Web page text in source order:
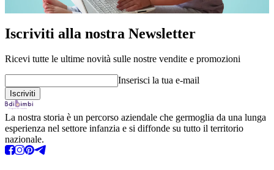
Iscriviti alla nostra Newsletter
Ricevi tutte le ultime novità sulle nostre vendite e promozioni
Inserisci la tua e-mail
La nostra storia è un percorso aziendale che germoglia da una lunga
esperienza nel settore infanzia e si diffonde su tutto il territorio
nazionale.